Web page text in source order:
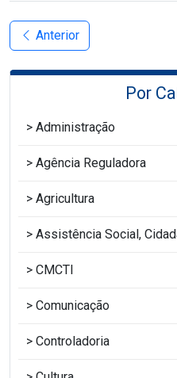
Anterior
Por
Administração
Agência Reguladora
Agricultura
Assistência Social,
CMCTI
Comunicação
Controladoria